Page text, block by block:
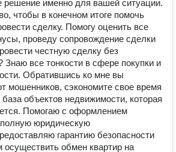
решение именно для вашей ситуации.
чтобы в конечном итоге помочь
сделку. Помогу оценить все
проведу сопровождение сделки
честную сделку без
Знаю все тонкости в сфере покупки и
Обратившись ко мне вы
мошенников, сэкономите свое время
объектов недвижимости, которая
Помогаю с оформлением
юридическую
гарантию безопасности
осуществить обмен квартир на